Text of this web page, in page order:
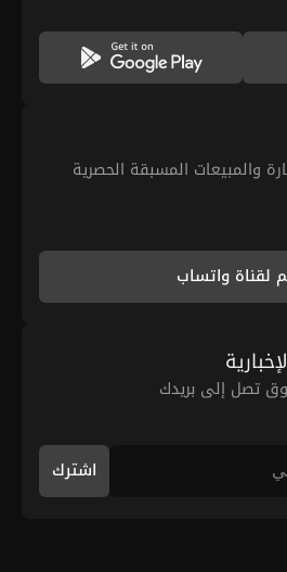
والمبيعات المسبقة الحصرية
لقناة واتساب
تصل إلى بريدك
اشترك